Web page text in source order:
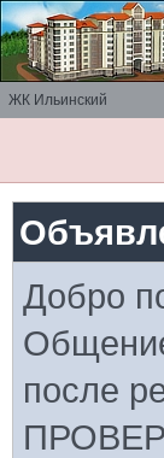
ЖК Ильинский
Добро
после